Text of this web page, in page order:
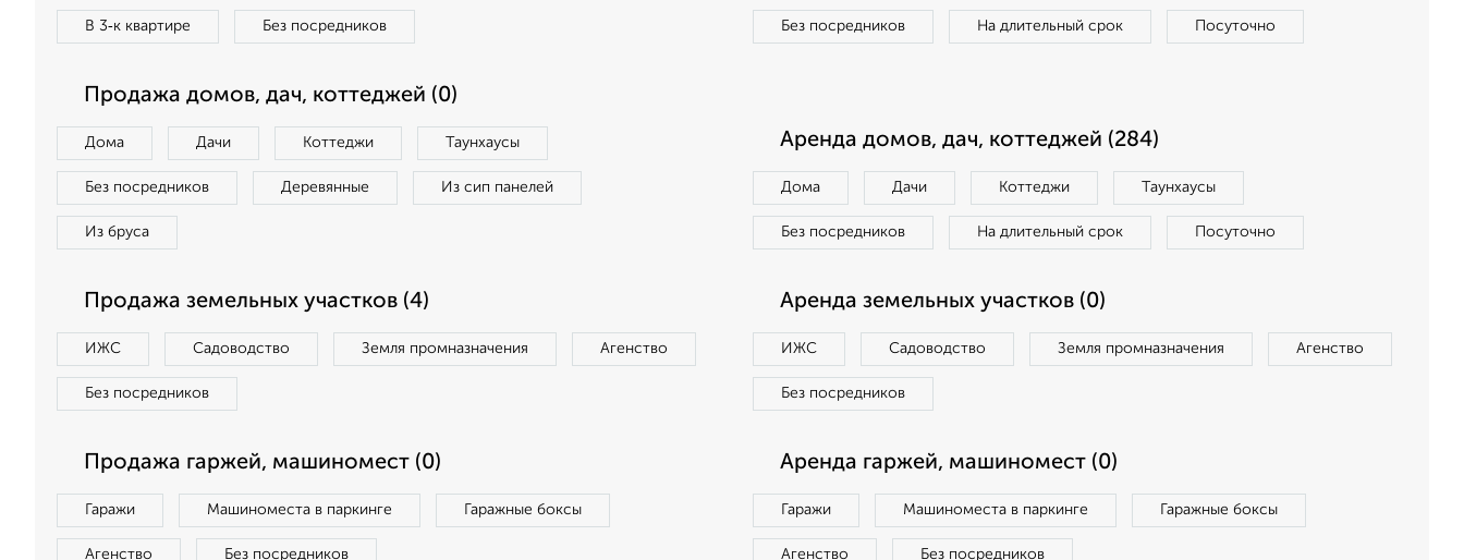
В 3‑к квартире Без посредников Без посредников На длительный срок Посуточно
Продажа домов, дач, коттеджей (0)
Дома Дачи Коттеджи Таунхаусы
Без посредников Деревянные Из сип панелей
Из бруса
Аренда домов, дач, коттеджей (284)
Дома Дачи Коттеджи Таунхаусы
Без посредников На длительный срок Посуточно
Продажа земельных участков (4)
ИЖС Садоводство Земля промназначения Агенство
Без посредников
Аренда земельных участков (0)
ИЖС Садоводство Земля промназначения Агенство
Без посредников
Продажа гаржей, машиномест (0)
Гаражи Машиноместа в паркинге Гаражные боксы
Агенство Без посредников
Аренда гаржей, машиномест (0)
Гаражи Машиноместа в паркинге Гаражные боксы
Агенство Без посредников